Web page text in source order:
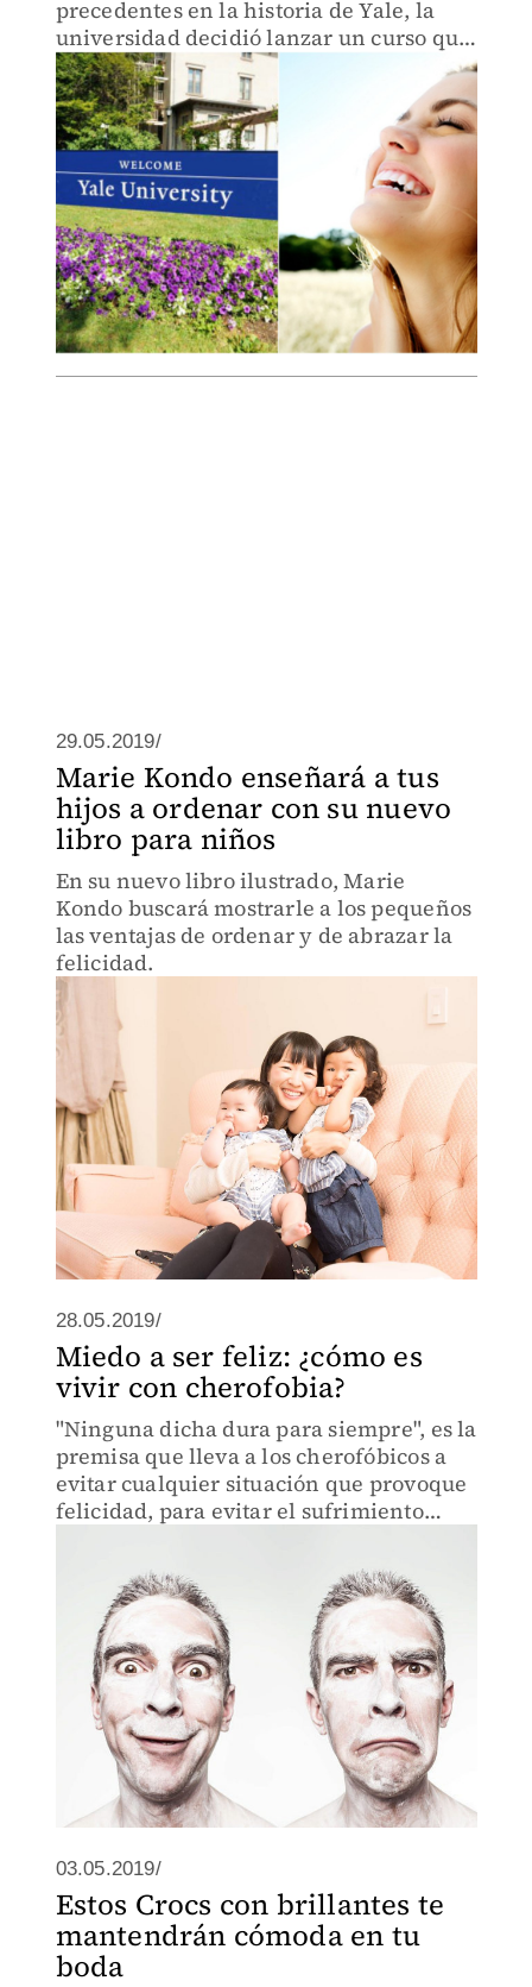
precedentes en la historia de Yale, la
universidad decidió lanzar un curso que
busca enseñarle a todo el mundo a
alcanzar la felicidad.
29.05.2019/
Marie Kondo enseñará a tus
hijos a ordenar con su nuevo
libro para niños
En su nuevo libro ilustrado, Marie
Kondo buscará mostrarle a los pequeños
las ventajas de ordenar y de abrazar la
felicidad.
28.05.2019/
Miedo a ser feliz: ¿cómo es
vivir con cherofobia?
"Ninguna dicha dura para siempre", es la
premisa que lleva a los cherofóbicos a
evitar cualquier situación que provoque
felicidad, para evitar el sufrimiento
03.05.2019/
Estos Crocs con brillantes te
mantendrán cómoda en tu
boda